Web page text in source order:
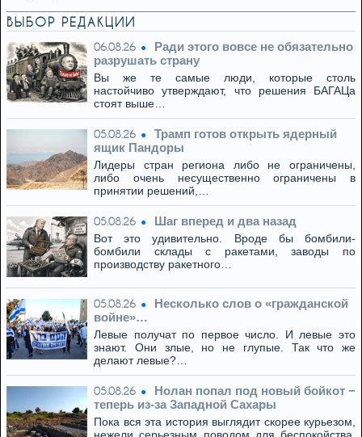
ВЫБОР РЕДАКЦИИ
06.08.26
Ради этого вовсе не обязательно
разрушать страну
Вы же те самые люди, которые столь
настойчиво утверждают, что решения БАГАЦа
стоят выше…
05.08.26
Трамп готов открыть ядерный
ящик Пандоры
Лидеры стран региона либо не ограничены,
либо очень несущественно ограничены в
принятии решений,…
05.08.26 Шаг вперед и два назад
Вот это удивительно. Вроде бы бомбили-
бомбили склады с ракетами, заводы по
производству ракетного…
05.08.26
Несколько слов о «гражданской
войне»…
Левые получат по первое число. И левые это
знают. Они злые, но не глупые. Так что же
делают левые?…
05.08.26
Нолан попал под новый бойкот −
теперь из‑за Западной Сахары
Пока вся эта история выглядит скорее курьезом,